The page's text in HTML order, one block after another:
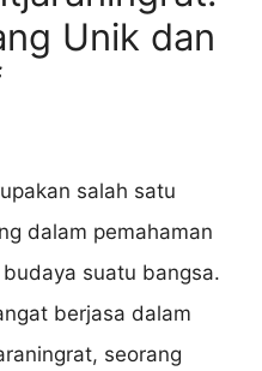
Unik dan
salah satu
dalam pemahaman
suatu bangsa.
berjasa dalam
seorang